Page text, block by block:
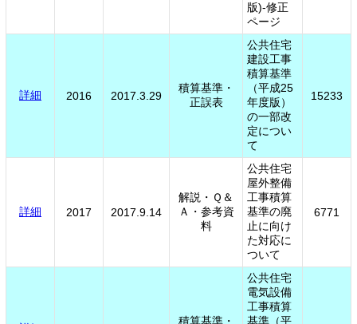
版)-修正
ページ
詳細 2016 2017.3.29
積算基準・
正誤表
公共住宅
建設工事
積算基準
（平成25
年度版）
の一部改
定につい
て
15233
詳細 2017 2017.9.14
解説・Ｑ＆
Ａ・参考資
料
公共住宅
屋外整備
工事積算
基準の廃
止に向け
た対応に
ついて
6771
積算基準・
公共住宅
電気設備
工事積算
基準（平